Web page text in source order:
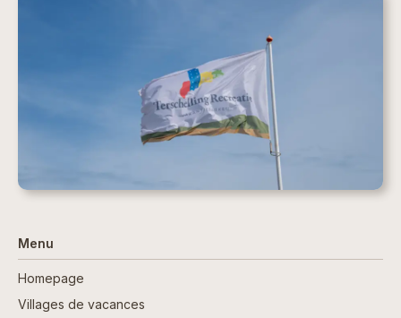
Menu
Homepage
Villages de vacances